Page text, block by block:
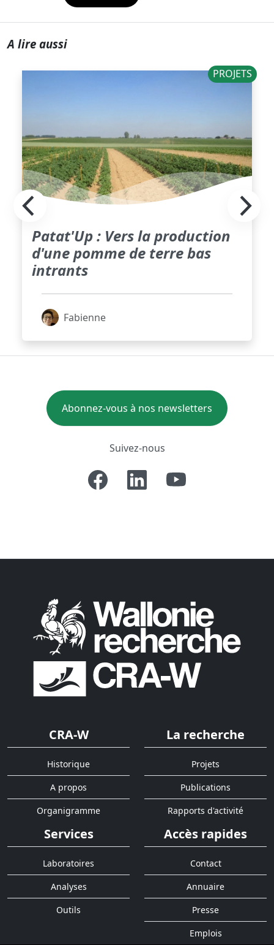
A lire aussi
PROJETS
Patat'Up : Vers la production
d'une pomme de terre bas
intrants
Fabienne
Abonnez-vous à nos newsletters
Suivez-nous
CRA-W
Historique
A propos
Organigramme
La recherche
Projets
Publications
Rapports d'activité
Services
Laboratoires
Analyses
Outils
Accès rapides
Contact
Annuaire
Presse
Emplois